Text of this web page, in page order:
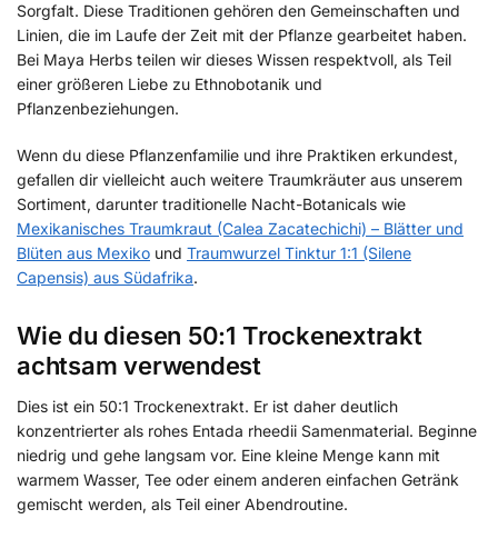
Sorgfalt. Diese Traditionen gehören den Gemeinschaften und
Linien, die im Laufe der Zeit mit der Pflanze gearbeitet haben.
Bei Maya Herbs teilen wir dieses Wissen respektvoll, als Teil
einer größeren Liebe zu Ethnobotanik und
Pflanzenbeziehungen.
Wenn du diese Pflanzenfamilie und ihre Praktiken erkundest,
gefallen dir vielleicht auch weitere Traumkräuter aus unserem
Sortiment, darunter traditionelle Nacht-Botanicals wie
Mexikanisches Traumkraut (Calea Zacatechichi) – Blätter und
Blüten aus Mexiko und Traumwurzel Tinktur 1:1 (Silene
Capensis) aus Südafrika.
Wie du diesen 50:1 Trockenextrakt
achtsam verwendest
Dies ist ein 50:1 Trockenextrakt. Er ist daher deutlich
konzentrierter als rohes Entada rheedii Samenmaterial. Beginne
niedrig und gehe langsam vor. Eine kleine Menge kann mit
warmem Wasser, Tee oder einem anderen einfachen Getränk
gemischt werden, als Teil einer Abendroutine.